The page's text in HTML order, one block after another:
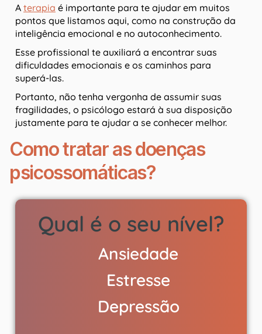
A terapia é importante para te ajudar em muitos
pontos que listamos aqui, como na construção da
inteligência emocional e no autoconhecimento.
Esse profissional te auxiliará a encontrar suas
dificuldades emocionais e os caminhos para
superá-las.
Portanto, não tenha vergonha de assumir suas
fragilidades, o psicólogo estará à sua disposição
justamente para te ajudar a se conhecer melhor.
Como tratar as doenças
psicossomáticas?
Qual é o seu nível?
Ansiedade
Estresse
Depressão